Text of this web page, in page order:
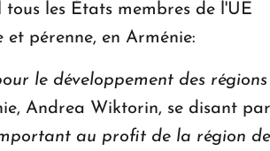
les États membres de l'UE
pérenne, en Arménie:
le développement des
Andrea Wiktorin, se disant par
au profit de la région de